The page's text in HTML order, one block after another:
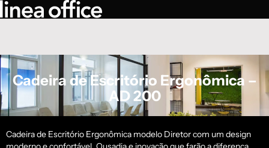
Cadeira de Escritório Ergonômica –
AD 200
Cadeira de Escritório Ergonômica modelo Diretor com um design